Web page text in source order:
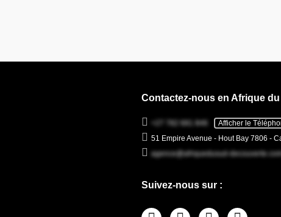
Contactez-nous en Afrique du
+27 782 681 846
Afficher le
51 Empire Avenue - Hout Bay 7806 -
agence@afriquedusud-
Suivez-nous sur :